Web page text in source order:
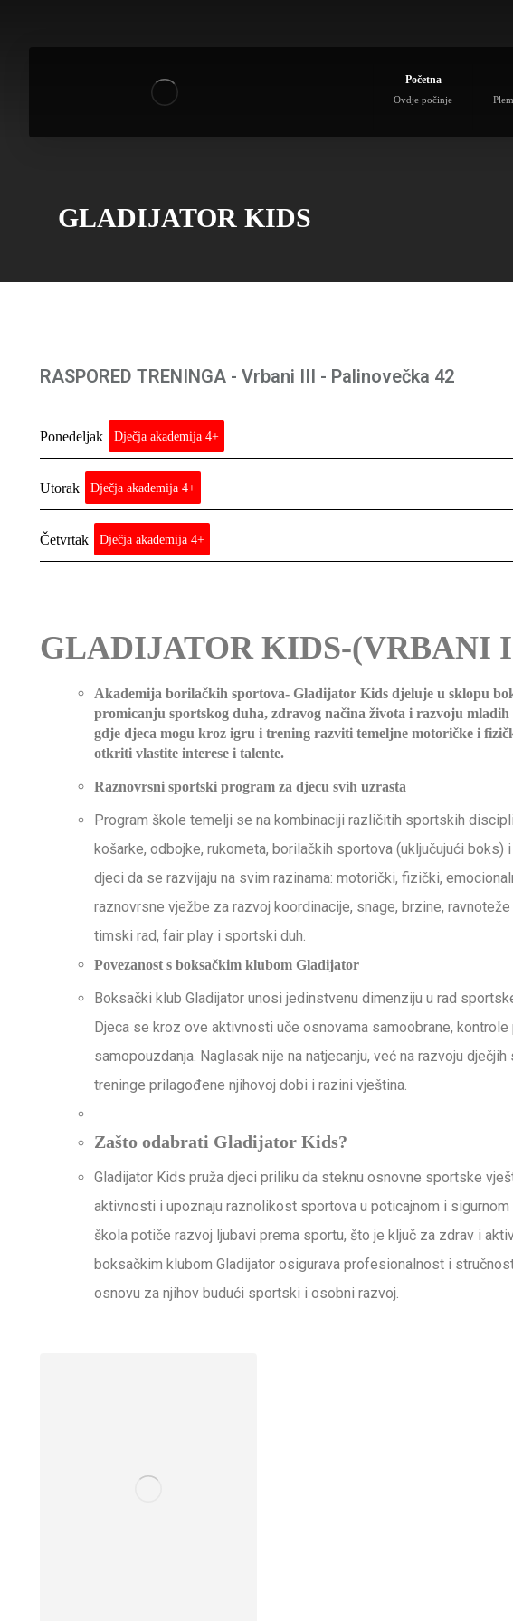
Početna
Ovdje počinje
GLADIJATOR KIDS
RASPORED TRENINGA - Vrbani III - Palinovečka 42
Ponedeljak Dječja akademija 4+
Utorak Dječja akademija 4+
Četvrtak Dječja akademija 4+
GLADIJATOR KIDS-(VRBANI
Akademija borilačkih sportova- Gladijator Kids djeluje u sklopu
promicanju sportskog duha, zdravog načina života i razvoju mladih
gdje djeca mogu kroz igru i trening razviti temeljne motoričke i
otkriti vlastite interese i talente.
Raznovrsni sportski program za djecu svih uzrasta
Program škole temelji se na kombinaciji različitih sportskih
košarke, odbojke, rukometa, borilačkih sportova (uključujući boks)
djeci da se razvijaju na svim razinama: motorički, fizički,
raznovrsne vježbe za razvoj koordinacije, snage, brzine,
timski rad, fair play i sportski duh.
Povezanost s boksačkim klubom Gladijator
Boksački klub Gladijator unosi jedinstvenu dimenziju u rad
Djeca se kroz ove aktivnosti uče osnovama samoobrane,
samopouzdanja. Naglasak nije na natjecanju, već na razvoju
treninge prilagođene njihovoj dobi i razini vještina.
Zašto odabrati Gladijator Kids?
Gladijator Kids pruža djeci priliku da steknu osnovne sportske
aktivnosti i upoznaju raznolikost sportova u poticajnom i
škola potiče razvoj ljubavi prema sportu, što je ključ za zdrav i
boksačkim klubom Gladijator osigurava profesionalnost i
osnovu za njihov budući sportski i osobni razvoj.